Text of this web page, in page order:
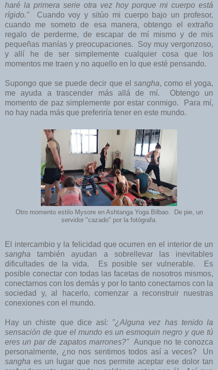
haré la primera serie otra vez hoy porque mi cuerpo está
rígido." Cuando voy y sitúo mi cuerpo bajo un profesor,
cuando me someto de esa manera, obtengo el extraño
regalo de perderme, de escapar de mí mismo y de mis
pequeñas manías y preocupaciones. Soy muy vergonzoso,
y allí he de ser simplemente cualquier cosa que los
momentos me traen y no aquello en lo que esté pensando.
Supongo que se puede decir que el sangha, como el yoga,
me ayuda a trascender más allá de mí. Obtengo un
momento de paz simplemente por estar conmigo. Para mí,
no hay nada más que preferiría tener en este mundo.
Otro momento estilo Mysore en Ashtanga Yoga Bilbao. De pie, un
servidor "cazado" por la fotógrafa.
El intercambio y la felicidad que ocurren en el interior de un
sanghatambién ayudan a sobrellevar las inevitables
dificultades de la vida. Es posible ser vulnerable. Es
posible conectar con todas las facetas de nosotros mismos,
conectarnos con los demás y por lo tanto conectarnos con la
sociedad y, al hacerlo, comenzar a reconstruir nuestras
conexiones con el mundo.
Hay un chiste que dice así: "¿Alguna vez has tenido la
sensación de que el mundo es un esmoquin negro y que tú
eres un par de zapatos marrones?" Aunque no te conozca
personalmente, ¿no nos sentimos todos así a veces? Un
sanghaes un lugar que nos permite aceptar ese dolor tan